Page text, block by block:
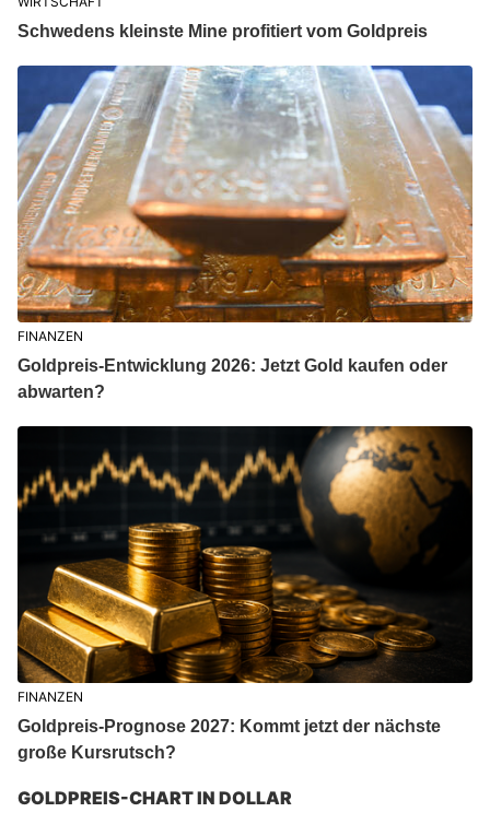
Schwedens kleinste Mine profitiert vom Goldpreis
FINANZEN
Goldpreis-Entwicklung 2026: Jetzt Gold kaufen oder
abwarten?
FINANZEN
Goldpreis-Prognose 2027: Kommt jetzt der nächste
große Kursrutsch?
GOLDPREIS-CHART IN DOLLAR